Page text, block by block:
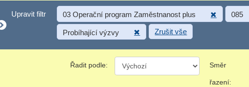
Upravit filtr
Upravit filtr 03 Operační program Zaměstnanost plus 085
Probíhající výzvy Zrušit vše
Řadit podle: Směr
řazení: